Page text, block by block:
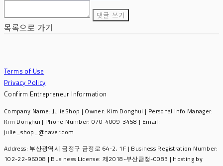
댓글 쓰기
목록으로 가기
Terms of Use
Privacy Policy
Confirm Entrepreneur Information
Company Name: JulieShop | Owner: Kim Donghui | Personal Info Manager:
Kim Donghui | Phone Number: 070-4009-3458 | Email:
julie_shop_@naver.com
Address: 부산광역시 금정구 금정로 64-2, 1F | Business Registration Number:
102-22-96008 | Business License: 제2018-부산금정-0083 | Hosting by